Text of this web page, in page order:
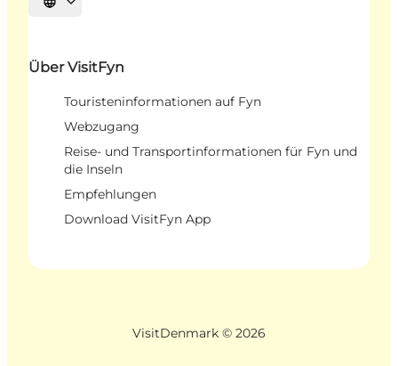
Sprache auswählen
Über VisitFyn
Touristeninformationen auf Fyn
Webzugang
Reise- und Transportinformationen für Fyn und
die Inseln
Empfehlungen
Download VisitFyn App
VisitDenmark © 2026